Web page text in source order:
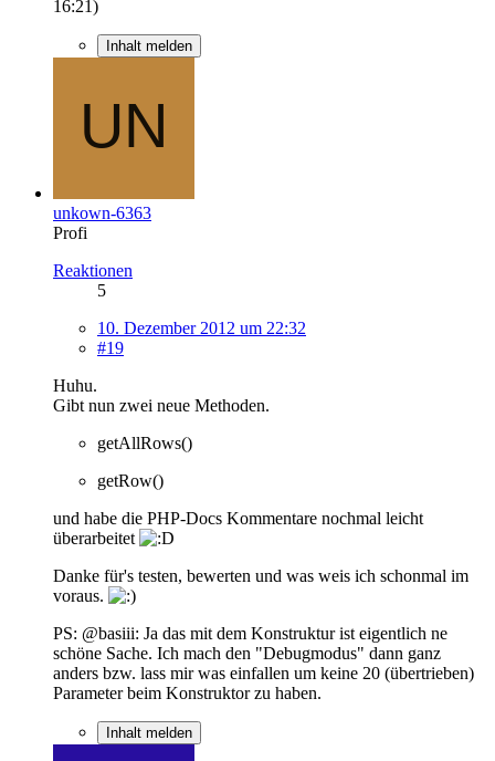
16:21)
Inhalt melden
unkown-6363
Profi
Reaktionen
5
10. Dezember 2012 um 22:32
#19
Huhu.
Gibt nun zwei neue Methoden.
getAllRows()
getRow()
und habe die PHP-Docs Kommentare nochmal leicht
überarbeitet
Danke für's testen, bewerten und was weis ich schonmal im
voraus.
PS: @basiii: Ja das mit dem Konstruktur ist eigentlich ne
schöne Sache. Ich mach den "Debugmodus" dann ganz
anders bzw. lass mir was einfallen um keine 20 (übertrieben)
Parameter beim Konstruktor zu haben.
Inhalt melden